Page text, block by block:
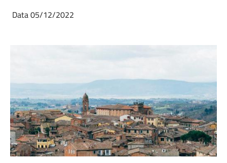
Data 05/12/2022